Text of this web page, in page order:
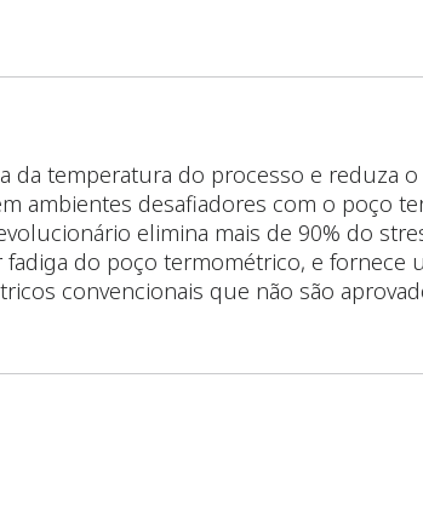
da temperatura do processo e reduza
ambientes desafiadores com o poço
elimina mais de 90% do
do poço termométrico, e fornece
convencionais que não são